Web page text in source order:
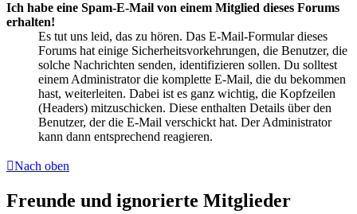
Ich habe eine Spam-E-Mail von einem Mitglied dieses Forums
erhalten!
Es tut uns leid, das zu hören. Das E-Mail-Formular dieses
Forums hat einige Sicherheitsvorkehrungen, die Benutzer, die
solche Nachrichten senden, identifizieren sollen. Du solltest
einem Administrator die komplette E-Mail, die du bekommen
hast, weiterleiten. Dabei ist es ganz wichtig, die Kopfzeilen
(Headers) mitzuschicken. Diese enthalten Details über den
Benutzer, der die E-Mail verschickt hat. Der Administrator
kann dann entsprechend reagieren.
Nach oben
Freunde und ignorierte Mitglieder